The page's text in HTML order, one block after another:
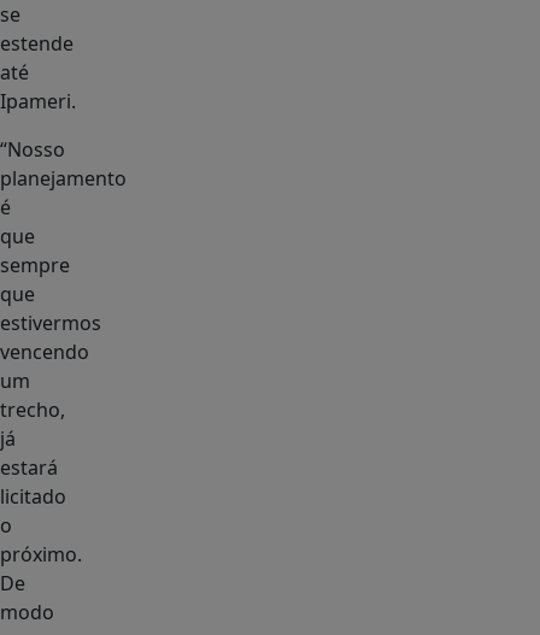
se
estende
até
Ipameri.
“Nosso
planejamento
é
que
sempre
que
estivermos
vencendo
um
trecho,
já
estará
licitado
o
próximo.
De
modo